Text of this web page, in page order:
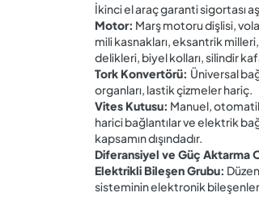
İkinci el araç garanti sigortası
Motor: Marş motoru dişlisi,
mili kasnakları, eksantrik
delikleri, biyel kolları, silindir
Tork Konvertörü: Üniversal
organları, lastik çizmeler hariç.
Vites Kutusu: Manuel,
harici bağlantılar ve elektrik
kapsamın dışındadır.
Diferansiyel ve Güç Aktarma
Elektrikli Bileşen Grubu:
sisteminin elektronik